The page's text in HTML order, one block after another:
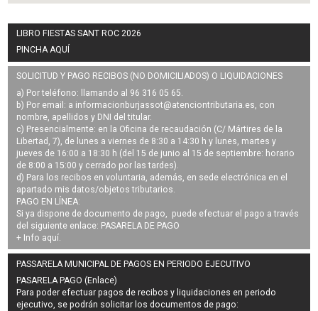
LIBRO FIESTAS SANT ROC 2026
PINCHA AQUÍ
SOLICITUD Y PAGO RECIBOS (NO DOMICILIADOS) O LIQUIDACIONES
a) Por teléfono: llamando al 96 316 05 65.
b) Por email: a informacionburjassot@atenciontributaria.es, con
nombre, apellidos y DNI del titular.
c) Presencialmente: en la Oficina de recaudación (C/ Mártires de la
Libertad, 7), de lunes a viernes de 8:30 a 14:30 h y lunes, martes y
jueves de 16:00 a 18:30 h (del 15 de junio al 15 de septiembre: horario
de 8:00 a 15:00 y cerrado por las tardes).
d) Para los recibos en voluntaria, además, en sede electrónica en el
apartado mis datos/objetos tributarios.
PAGO EN LÍNEA:
Si ya dispone de documento de pago, puede efectuar el pago a través
del siguiente enlace: PASARELA DE PAGO
+ Info aquí.
PASSARELA MUNICIPAL DE PAGOS EN PERIODO EJECUTIVO
PASARELA PAGO (Enlace)
Para poder efectuar pagos derecibos y liquidaciones en periodo
ejecutivo, se podrán solicitar los documentos de pago: